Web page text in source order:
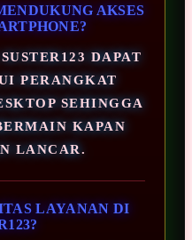
AKSES
DAPAT
PERANGKAT
SEHINGGA
KAPAN
LANCAR.
LAYANAN DI